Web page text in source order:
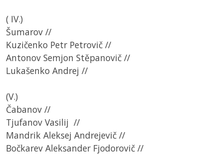
( IV.)
Šumarov //
Kuzičenko Petr Petrovič //
Antonov Semjon Stěpanovič //
Lukašenko Andrej //
(V.)
Čabanov //
Tjufanov Vasilij //
Mandrik Aleksej Andrejevič //
Bočkarev Aleksander Fjodorovič //